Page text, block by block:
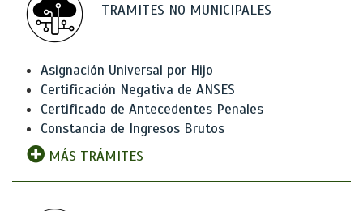
TRAMITES NO MUNICIPALES
Asignación Universal por Hijo
Certificación Negativa de ANSES
Certificado de Antecedentes Penales
Constancia de Ingresos Brutos
MÁS TRÁMITES